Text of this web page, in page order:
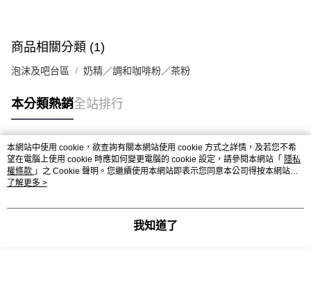
１．透過由恩沛科技股份有限公司提供之「AFTEE先享後付」服務完成之交
權轉讓予恩沛科技股份有限公司。
２．關於個人資料處理事宜，請瀏覽以下網址：
https://aftee.tw/terms/#terms3
３．未成年的使用者請事先徵得法定代理人或監護人之同意方可使用
「AFTEE先享後付」，若未經同意申辦者引起之損失，本公司不負相關責
任。
４．使用「AFTEE先享後付」時，將依據個別帳號之用戶狀況，依本公司即
時審查核予不同之上限額度；若仍有額度不足之情形，本公司將視審查結果
５．嚴禁一人註冊多個帳號或使用他人資訊註冊。若發現惡意使用之情形，
恩沛科技股份有限公司將有權停止該用戶之使用額度並採取法律行動。
每筆NT$90，滿NT$990(含以上)免運費
每筆NT$150，滿NT$2,000(含以上)免運費
離島客戶-中華郵政
每筆NT$120，滿NT$2,000(含以上)免運費
商品相關分類 (1)
泡沫及吧台區 奶精／調和咖啡粉／茶粉
本分類熱銷全站排行
熱門標籤
本網站中使用 cookie，欲查詢有關本網站使用 cookie 方式之詳情，及若您不希
望在電腦上使用 cookie 時應如何變更電腦的 cookie 設定，請參閱本網站「 隱私
權條款 」之 Cookie 聲明。您繼續使用本網站即表示您同意本公司得按本網站使
用條款之 Cookie 聲明使用 cookie。
了解更多 >
我知道了